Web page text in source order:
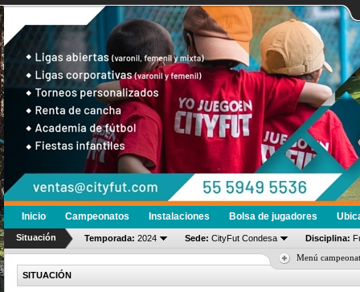
Inicio Campeonatos Instalaciones Bolsa de jugadores
Situación Temporada: 2024 Sede: CityFut Condesa Disciplina:
Menú
SITUACIÓN